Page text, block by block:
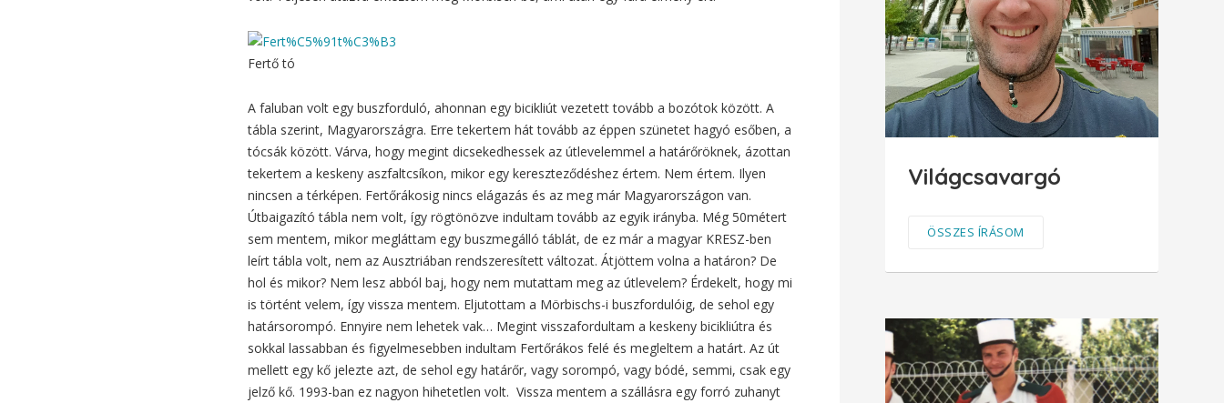
Fertő tó
A faluban volt egy buszforduló, ahonnan egy bicikliút vezetett tovább a bozótok között. A
tábla szerint, Magyarországra. Erre tekertem hát tovább az éppen szünetet hagyó esőben, a
tócsák között. Várva, hogy megint dicsekedhessek az útlevelemmel a határőröknek, ázottan
tekertem a keskeny aszfaltcsíkon, mikor egy kereszteződéshez értem. Nem értem. Ilyen
nincsen a térképen. Fertőrákosig nincs elágazás és az meg már Magyarországon van.
Útbaigazító tábla nem volt, így rögtönözve indultam tovább az egyik irányba. Még 50métert
sem mentem, mikor megláttam egy buszmegálló táblát, de ez már a magyar KRESZ-ben
leírt tábla volt, nem az Ausztriában rendszeresített változat. Átjöttem volna a határon? De
hol és mikor? Nem lesz abból baj, hogy nem mutattam meg az útlevelem? Érdekelt, hogy mi
is történt velem, így vissza mentem. Eljutottam a Mörbischs-i buszfordulóig, de sehol egy
határsorompó. Ennyire nem lehetek vak… Megint visszafordultam a keskeny bicikliútra és
sokkal lassabban és figyelmesebben indultam Fertőrákos felé és megleltem a határt. Az út
mellett egy kő jelezte azt, de sehol egy határőr, vagy sorompó, vagy bódé, semmi, csak egy
jelző kő. 1993-ban ez nagyon hihetetlen volt. Vissza mentem a szállásra egy forró zuhanyt
Világcsavargó
ÖSSZES ÍRÁSOM